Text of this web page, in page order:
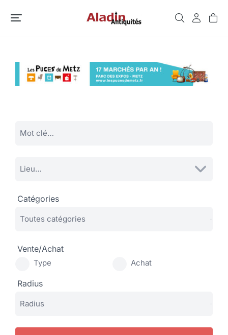
Catégories
Vente/Achat
Type Achat
Radius